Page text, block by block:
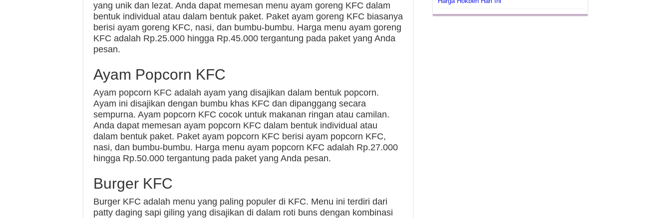
yang unik dan lezat. Anda dapat memesan menu ayam goreng KFC dalam
bentuk individual atau dalam bentuk paket. Paket ayam goreng KFC biasanya
berisi ayam goreng KFC, nasi, dan bumbu-bumbu. Harga menu ayam goreng
KFC adalah Rp.25.000 hingga Rp.45.000 tergantung pada paket yang Anda
pesan.
Ayam Popcorn KFC
Ayam popcorn KFC adalah ayam yang disajikan dalam bentuk popcorn.
Ayam ini disajikan dengan bumbu khas KFC dan dipanggang secara
sempurna. Ayam popcorn KFC cocok untuk makanan ringan atau camilan.
Anda dapat memesan ayam popcorn KFC dalam bentuk individual atau
dalam bentuk paket. Paket ayam popcorn KFC berisi ayam popcorn KFC,
nasi, dan bumbu-bumbu. Harga menu ayam popcorn KFC adalah Rp.27.000
hingga Rp.50.000 tergantung pada paket yang Anda pesan.
Burger KFC
Burger KFC adalah menu yang paling populer di KFC. Menu ini terdiri dari
patty daging sapi giling yang disajikan di dalam roti buns dengan kombinasi